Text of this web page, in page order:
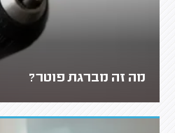
מה זה מברגת פוטר?